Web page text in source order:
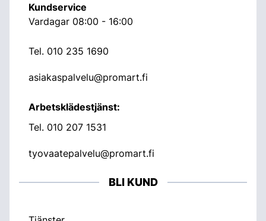
Kundservice
Vardagar 08:00 - 16:00
Tel. 010 235 1690
asiakaspalvelu@promart.fi
Arbetsklädestjänst:
Tel. 010 207 1531
tyovaatepalvelu@promart.fi
BLI KUND